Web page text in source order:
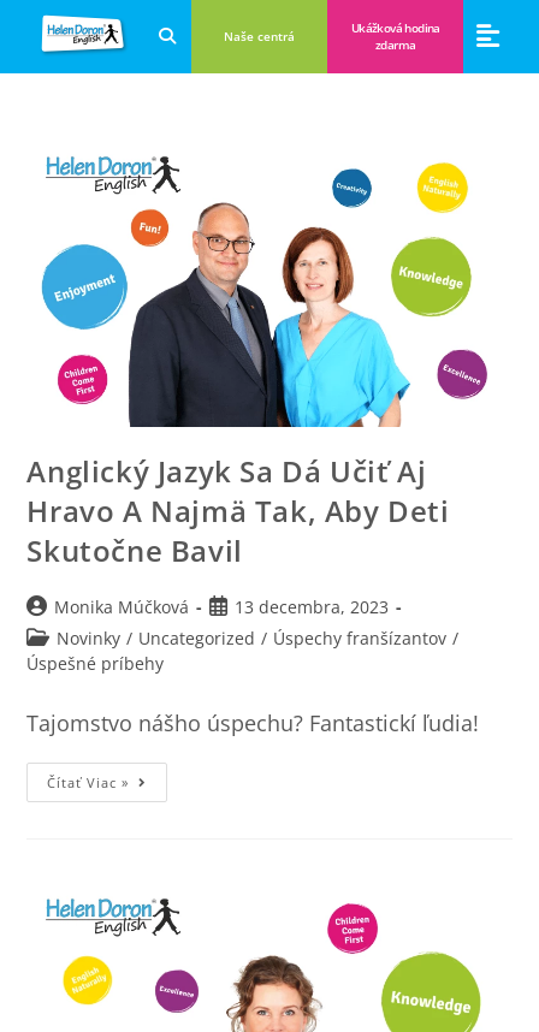
Naše centrá
Ukážková hodina
zdarma
Anglický Jazyk Sa Dá Učiť Aj
Hravo A Najmä Tak, Aby Deti
Skutočne Bavil
Monika Múčková
13 decembra, 2023
Novinky / Uncategorized / Úspechy franšízantov /
Úspešné príbehy
Tajomstvo nášho úspechu? Fantastickí ľudia!
Čítať Viac »